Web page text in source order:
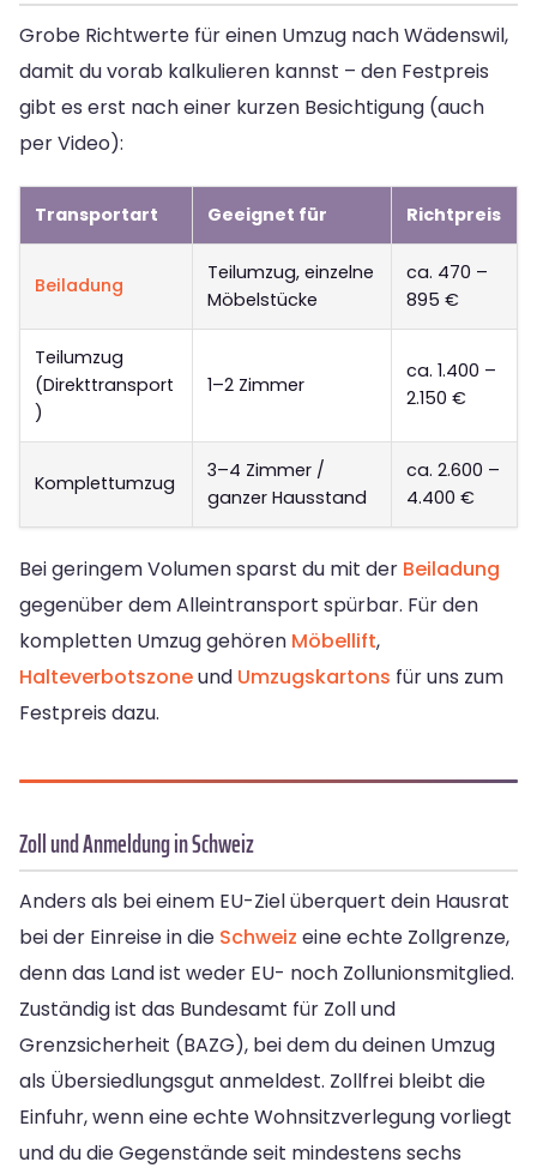
Grobe Richtwerte für einen Umzug nach Wädenswil,
damit du vorab kalkulieren kannst – den Festpreis
gibt es erst nach einer kurzen Besichtigung (auch
per Video):
Transportart Geeignet für Richtpreis
Beiladung
Teilumzug, einzelne
Möbelstücke
ca. 470 –
895 €
Teilumzug
(Direkttransport
)
1–2 Zimmer
ca. 1.400 –
2.150 €
Komplettumzug
3–4 Zimmer /
ganzer Hausstand
ca. 2.600 –
4.400 €
Bei geringem Volumen sparst du mit der Beiladung
gegenüber dem Alleintransport spürbar. Für den
kompletten Umzug gehören Möbellift,
Halteverbotszoneund Umzugskartons für uns zum
Festpreis dazu.
Zoll und Anmeldung in Schweiz
Anders als bei einem EU-Ziel überquert dein Hausrat
bei der Einreise in die Schweiz eine echte Zollgrenze,
denn das Land ist weder EU- noch Zollunionsmitglied.
Zuständig ist das Bundesamt für Zoll und
Grenzsicherheit (BAZG), bei dem du deinen Umzug
als Übersiedlungsgut anmeldest. Zollfrei bleibt die
Einfuhr, wenn eine echte Wohnsitzverlegung vorliegt
und du die Gegenstände seit mindestens sechs